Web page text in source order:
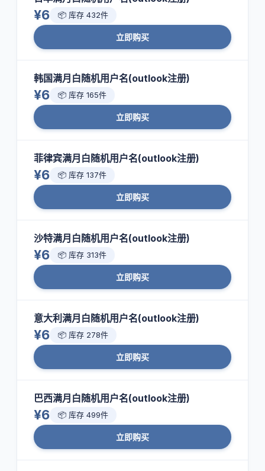
¥6 📦 库存 432件
立即购买
韩国满月白随机用户名(outlook注册)
¥6 📦 库存 165件
立即购买
菲律宾满月白随机用户名(outlook注册)
¥6 📦 库存 137件
立即购买
沙特满月白随机用户名(outlook注册)
¥6 📦 库存 313件
立即购买
意大利满月白随机用户名(outlook注册)
¥6 📦 库存 278件
立即购买
巴西满月白随机用户名(outlook注册)
¥6 📦 库存 499件
立即购买